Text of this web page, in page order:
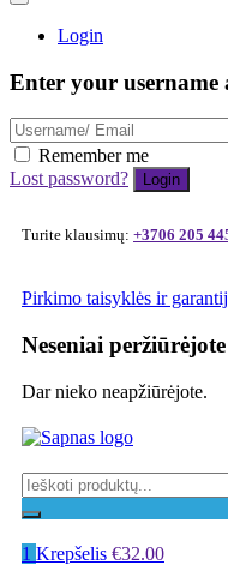
Login
Enter your username
Remember me
Lost password?
Turite klausimų: +3706 205
Pirkimo taisyklės ir
Neseniai peržiūrėjote
Dar nieko neapžiūrėjote.
1 Krepšelis €32.00